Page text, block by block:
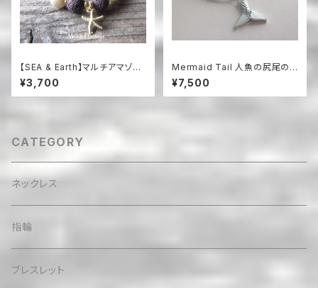
【SEA & Earth】マルチアマゾナ
イトと焦茶熔岩のビーチアロマ
ブレスレット（スターフィッシュ・
チャーム付）
¥3,700
Mermaid Tail 人魚の尻尾の
革紐ハワイアンネックレス マザ
ーオブパール＆シルバー925
¥7,500
CATEGORY
ネックレス
指輪
ブレスレット